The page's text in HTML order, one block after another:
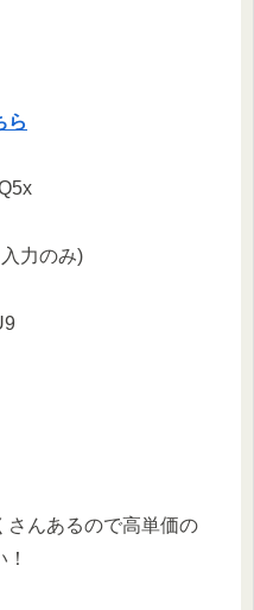
ら
力のみ)
さんあるので高単価の